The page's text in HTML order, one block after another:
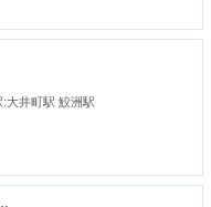
:大井町駅 鮫洲駅
広尾フィオリーレ